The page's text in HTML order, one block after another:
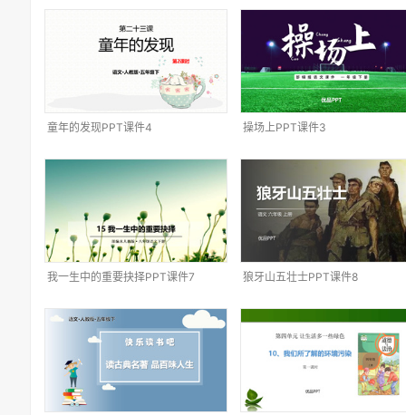
童年的发现PPT课件4 操场上PPT课件3
我一生中的重要抉择PPT课件7 狼牙山五壮士PPT课件8